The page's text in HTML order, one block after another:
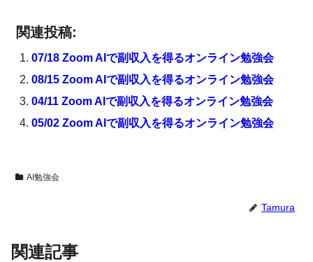
関連投稿:
07/18 Zoom AIで副収入を得るオンライン勉強会
08/15 Zoom AIで副収入を得るオンライン勉強会
04/11 Zoom AIで副収入を得るオンライン勉強会
05/02 Zoom AIで副収入を得るオンライン勉強会
AI勉強会
Tamura
関連記事